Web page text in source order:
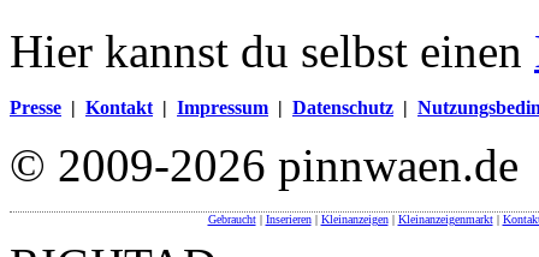
Hier kannst du selbst einen
Presse | Kontakt | Impressum | Datenschutz |
© 2009-2026 pinnwaen.de
Gebraucht| Inserieren| Kleinanzeigen| Kleinanzeigenmarkt|